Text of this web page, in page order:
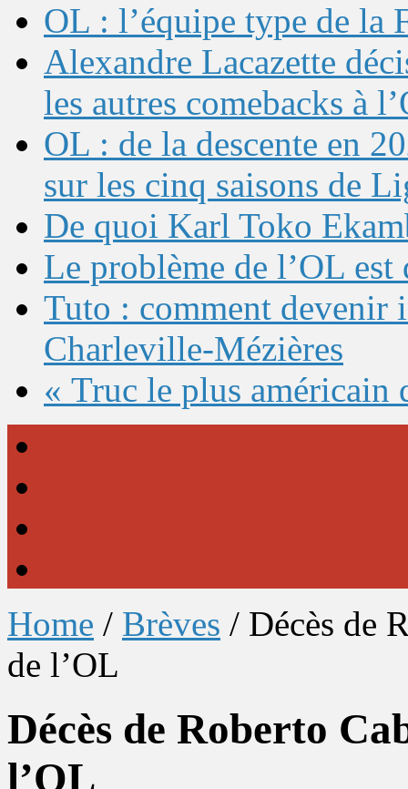
OL : l’équipe type de la
Alexandre Lacazette
les autres comebacks à
OL : de la descente en
sur les cinq saisons de
De quoi Karl Toko
Le problème de l’OL
Tuto : comment devenir
Charleville-Mézières
« Truc le plus américain
Home / Brèves / Décès de
de l’OL
Décès de Roberto
l’OL